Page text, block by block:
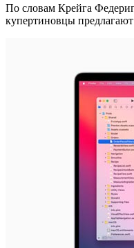
По словам Крейга
купертиновцы